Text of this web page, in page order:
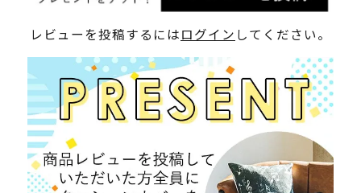
レビューを投稿するにはログイン してください。